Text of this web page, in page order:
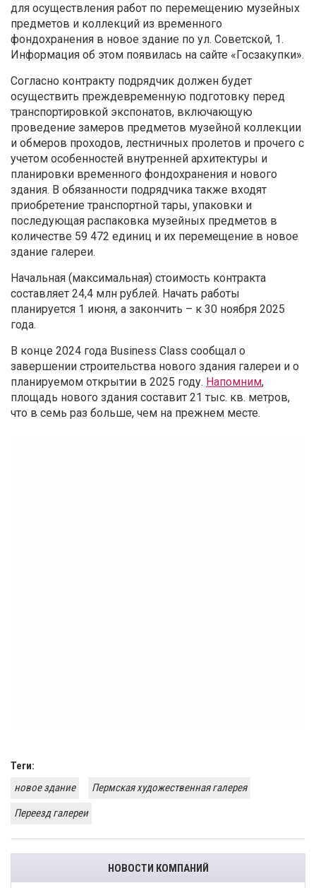
для осуществления работ по перемещению музейных
предметов и коллекций из временного
фондохранения в новое здание по ул. Советской, 1.
Информация об этом появилась на сайте «Госзакупки».
Согласно контракту подрядчик должен будет
осуществить преждевременную подготовку перед
транспортировкой экспонатов, включающую
проведение замеров предметов музейной коллекции
и обмеров проходов, лестничных пролетов и прочего с
учетом особенностей внутренней архитектуры и
планировки временного фондохранения и нового
здания. В обязанности подрядчика также входят
приобретение транспортной тары, упаковки и
последующая распаковка музейных предметов в
количестве 59 472 единиц и их перемещение в новое
здание галереи.
Начальная (максимальная) стоимость контракта
составляет 24,4 млн рублей. Начать работы
планируется 1 июня, а закончить – к 30 ноября 2025
года.
В конце 2024 года Business Class сообщал о
завершении строительства нового здания галереи и о
планируемом открытии в 2025 году. Напомним,
площадь нового здания составит 21 тыс. кв. метров,
что в семь раз больше, чем на прежнем месте.
Теги:
новое здание
Пермская художественная галерея
Переезд галереи
НОВОСТИ КОМПАНИЙ